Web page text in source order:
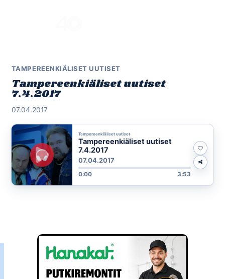
TAMPEREENKIÄLISET UUTISET
Tampereenkiäliset uutiset
7.4.2017
07.04.2017
Tampereenkiäliset uutiset
Tampereenkiäliset uutiset
7.4.2017
07.04.2017
0:00 3:53